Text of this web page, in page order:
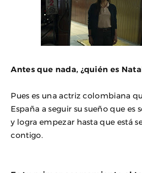
Antes que nada, ¿quién es
Pues es una actriz colombiana
España a seguir su sueño que es
y logra empezar hasta que está
contigo.